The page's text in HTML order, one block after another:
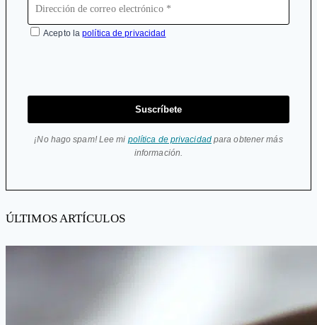
Acepto lapolítica de privacidad
Suscríbete
¡No hago spam! Lee mi política de privacidadpara obtener más
información.
ÚLTIMOS ARTÍCULOS